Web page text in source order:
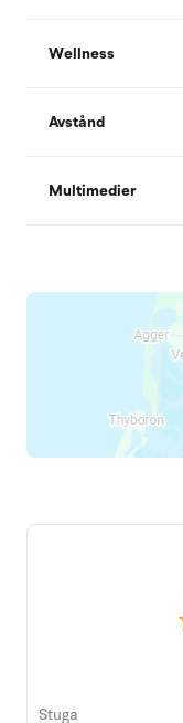
Wellness
Avstånd
Multimedier
Stuga